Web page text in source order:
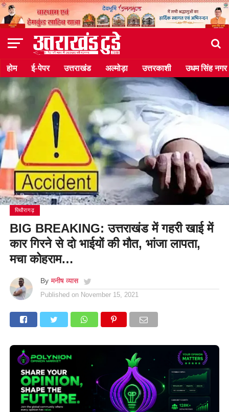
होम ई-पेपर उत्तराखंड अल्मोड़ा उत्तरकाशी उधम सिंह नगर
पिथौरागढ़
BIG BREAKING: उत्तराखंड में गहरी खाई में
कार गिरने से दो भाईयों की मौत, भांजा लापता,
मचा कोहराम…
By मनीष व्यास
Published on November 15, 2021